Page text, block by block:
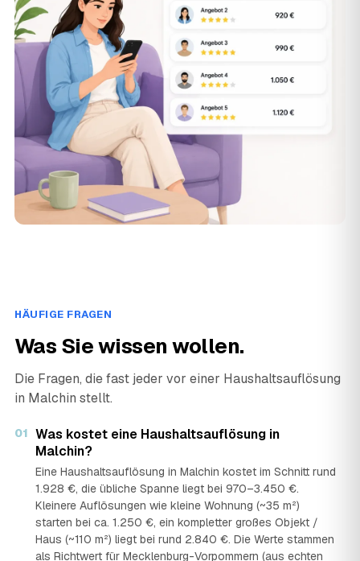
HÄUFIGE FRAGEN
Was Sie wissen wollen.
Die Fragen, die fast jeder vor einer Haushaltsauflösung
in Malchin stellt.
01 Was kostet eine Haushaltsauflösung in
Malchin?
Eine Haushaltsauflösung in Malchin kostet im Schnitt rund
1.928 €, die übliche Spanne liegt bei 970–3.450 €.
Kleinere Auflösungen wie kleine Wohnung (~35 m²)
starten bei ca. 1.250 €, ein kompletter großes Objekt /
Haus (~110 m²) liegt bei rund 2.840 €. Die Werte stammen
als Richtwert für Mecklenburg-Vorpommern (aus echten